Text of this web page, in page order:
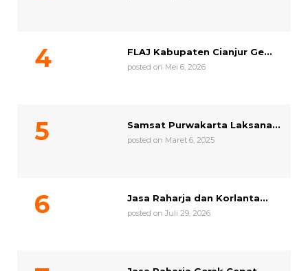
FLAJ Kabupaten Cianjur Ge...
posted on Mei 6, 2026
Samsat Purwakarta Laksana...
posted on Maret 6, 2025
Jasa Raharja dan Korlanta...
posted on Juli 29, 2026